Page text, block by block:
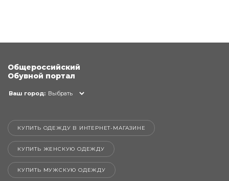
Общероссийский
Обувной портал
Ваш город: Выбрать
КУПИТЬ ОДЕЖДУ В ИНТЕРНЕТ-МАГАЗИНЕ
КУПИТЬ ЖЕНСКУЮ ОДЕЖДУ
КУПИТЬ МУЖСКУЮ ОДЕЖДУ